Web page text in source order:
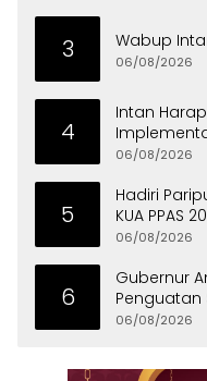
3 Wabup
06/08/2026
4
Intan
06/08/2026
5
Hadiri
KUA PPAS
06/08/2026
6
Gubernur
Penguatan
Banten
06/08/2026